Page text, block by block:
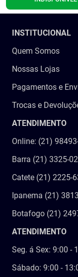
INSTITUCIONAL
Quem Somos
Nossas Lojas
Pagamentos e
Trocas e
ATENDIMENTO
Online: (21)
Barra (21) 3325-
Catete (21) 2225-
Ipanema (21)
Botafogo (21)
ATENDIMENTO
Seg. á Sex: 9:00 -
Sábado: 9:00 -